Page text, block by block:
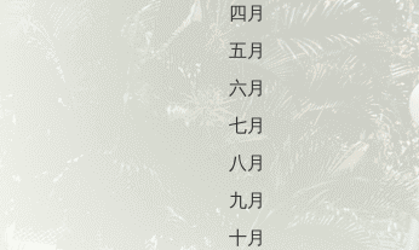
四月
五月
六月
七月
八月
九月
十月